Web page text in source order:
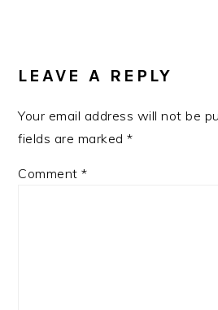
INTERACTIONS
LEAVE A REPLY
Your email address will not be
fields are marked*
Comment*